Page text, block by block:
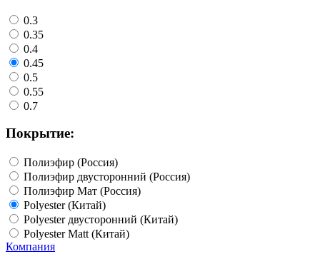
0.3
0.35
0.4
0.45
0.5
0.55
0.7
Покрытие:
Полиэфир (Россия)
Полиэфир двусторонний (Россия)
Полиэфир Мат (Россия)
Polyester (Китай)
Polyester двусторонний (Китай)
Polyester Matt (Китай)
Компания